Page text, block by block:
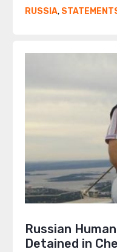
RUSSIA,
Russian
Detained in